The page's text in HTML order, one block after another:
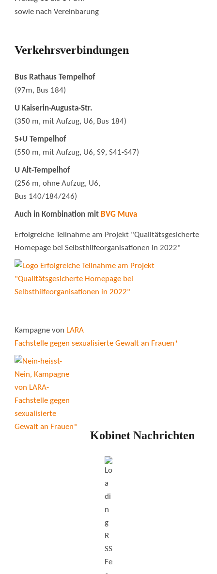
sowie nach Vereinbarung
Verkehrsverbindungen
Bus Rathaus Tempelhof
(97m, Bus 184)
U Kaiserin-Augusta-Str.
(350 m, mit Aufzug, U6, Bus 184)
S+U Tempelhof
(550 m, mit Aufzug, U6, S9, S41-S47)
U Alt-Tempelhof
(256 m, ohne Aufzug, U6,
Bus 140/184/246)
Auch in Kombination mit BVG Muva
Erfolgreiche Teilnahme am Projekt "Qualitätsgesicherte
Homepage bei Selbsthilfeorganisationen in 2022"
Kampagne von LARA
Fachstelle gegen sexualisierte Gewalt an Frauen*
Kobinet Nachrichten